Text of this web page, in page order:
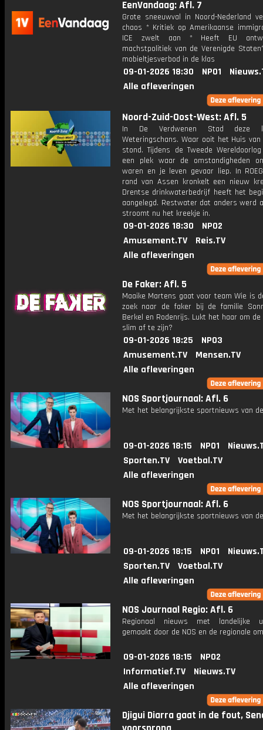
EenVandaag: Afl. 7
Grote sneeuwval in Noord-Nederland
chaos * Kritiek op Amerikaanse
ICE zwelt aan * Heeft EU
machstpolitiek van de Verenigde
mobieltjesverbod in de klas
09-01-2026 18:30 NPO1
Alle afleveringen
Noord-Zuid-Oost-West: Afl. 5
In De Verdwenen Stad deze
Weteringschans. Waar ooit het Huis
stond. Tijdens de Tweede
een plek waar de omstandigheden
waren en je leven gevaar liep. In
rand van Assen kronkelt een nieuw
Drentse drinkwaterbedrijf heeft het
aangelegd. Restwater dat anders werd
stroomt nu het kreekje in.
09-01-2026 18:30
NPO2
Amusement.TV
Reis.TV
Alle afleveringen
De Faker: Afl. 5
Maaike Martens gaat voor team Wie is
zoek naar de faker bij de familie
Berkel en Rodenrijs. Lukt het haar om
slim af te zijn?
09-01-2026 18:25
NPO3
Amusement.TV
Mensen.TV
Alle afleveringen
NOS Sportjournaal: Afl. 6
Met het belangrijkste sportnieuws van
09-01-2026 18:15 NPO1
Sporten.TV
Voetbal.TV
Alle afleveringen
NOS Sportjournaal: Afl. 6
Met het belangrijkste sportnieuws van
09-01-2026 18:15 NPO1
Sporten.TV
Voetbal.TV
Alle afleveringen
NOS Journaal Regio: Afl. 6
Regionaal nieuws met landelijke
gemaakt door de NOS en de regionale
09-01-2026 18:15
NPO2
Informatief.TV
Nieuws.TV
Alle afleveringen
Djigui Diarra gaat in de fout,